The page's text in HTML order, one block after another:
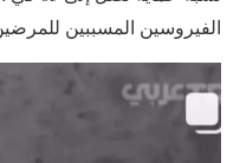
الفيروسين المسببين